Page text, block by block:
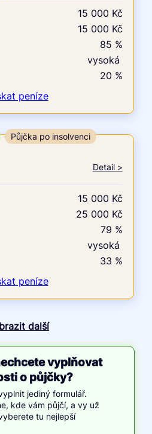
15 000 Kč
15 000 Kč
85 %
vysoká
20 %
peníze
Půjčka po insolvenci
Detail >
15 000 Kč
25 000 Kč
79 %
vysoká
33 %
peníze
další
vyplňovat
o půjčky?
jediný formulář.
kde vám půjčí, a vy už
tu nejlepší